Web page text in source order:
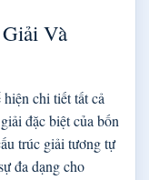
Và
chi tiết tất cả
đặc biệt của bốn
trúc giải tương tự
đa dạng cho